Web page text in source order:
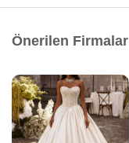
Önerilen Firmalar